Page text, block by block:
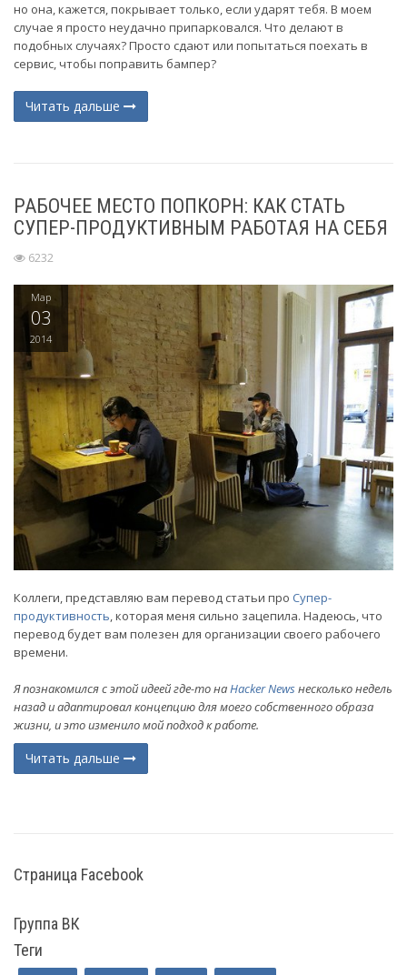
но она, кажется, покрывает только, если ударят тебя. В моем
случае я просто неудачно припарковался. Что делают в
подобных случаях? Просто сдают или попытаться поехать в
сервис, чтобы поправить бампер?
Читать дальше
РАБОЧЕЕ МЕСТО ПОПКОРН: КАК СТАТЬ
СУПЕР-ПРОДУКТИВНЫМ РАБОТАЯ НА СЕБЯ
6232
Мар
03
2014
Коллеги, представляю вам перевод статьи про Супер-
продуктивность , которая меня сильно зацепила. Надеюсь, что
перевод будет вам полезен для организации своего рабочего
времени.
Я познакомился с этой идеей где-то на Hacker Newsнесколько недель
назад и адаптировал концепцию для моего собственного образа
жизни, и это изменило мой подход к работе.
Читать дальше
Страница Facebook
Группа ВК
Теги